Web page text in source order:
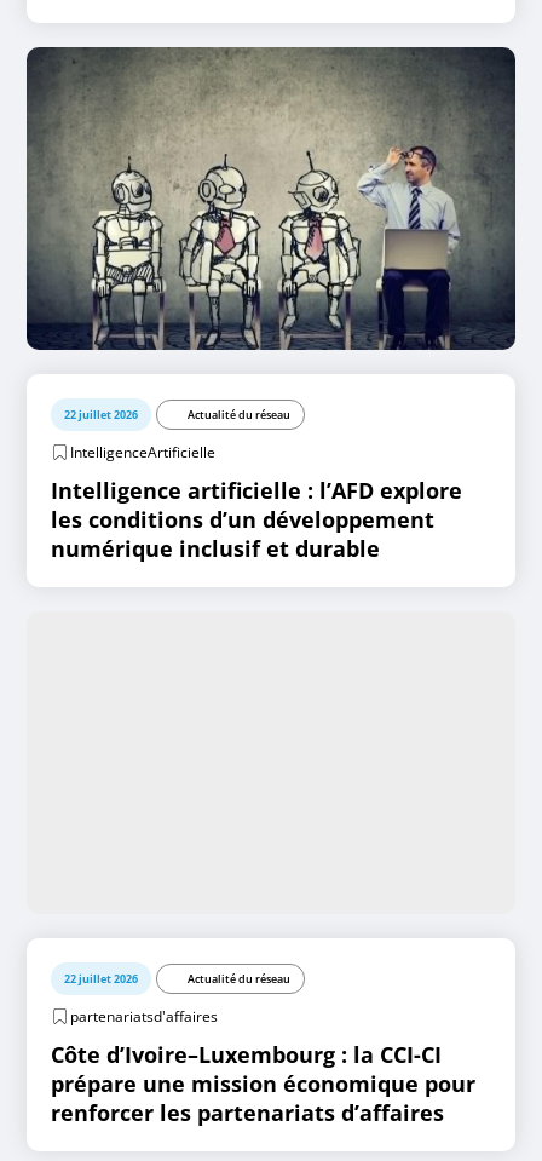
22 juillet 2026 Actualité du réseau
IntelligenceArtificielle
Intelligence artificielle : l’AFD explore
les conditions d’un développement
numérique inclusif et durable
22 juillet 2026 Actualité du réseau
partenariatsd'affaires
Côte d’Ivoire–Luxembourg : la CCI-CI
prépare une mission économique pour
renforcer les partenariats d’affaires